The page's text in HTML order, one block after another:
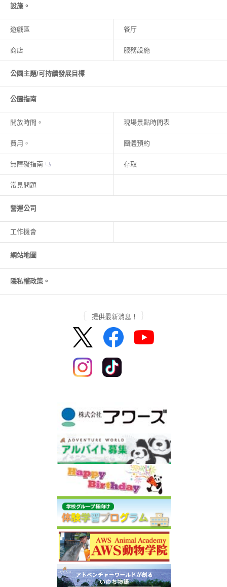
設施。
遊戲區 餐厅
商店 服務設施
公園主題/可持續發展目標
公園指南
開放時間。 現場景點時間表
費用。 團體預約
無障礙指南 存取
常見問題
營運公司
工作機會
網站地圖
隱私權政策。
提供最新消息！